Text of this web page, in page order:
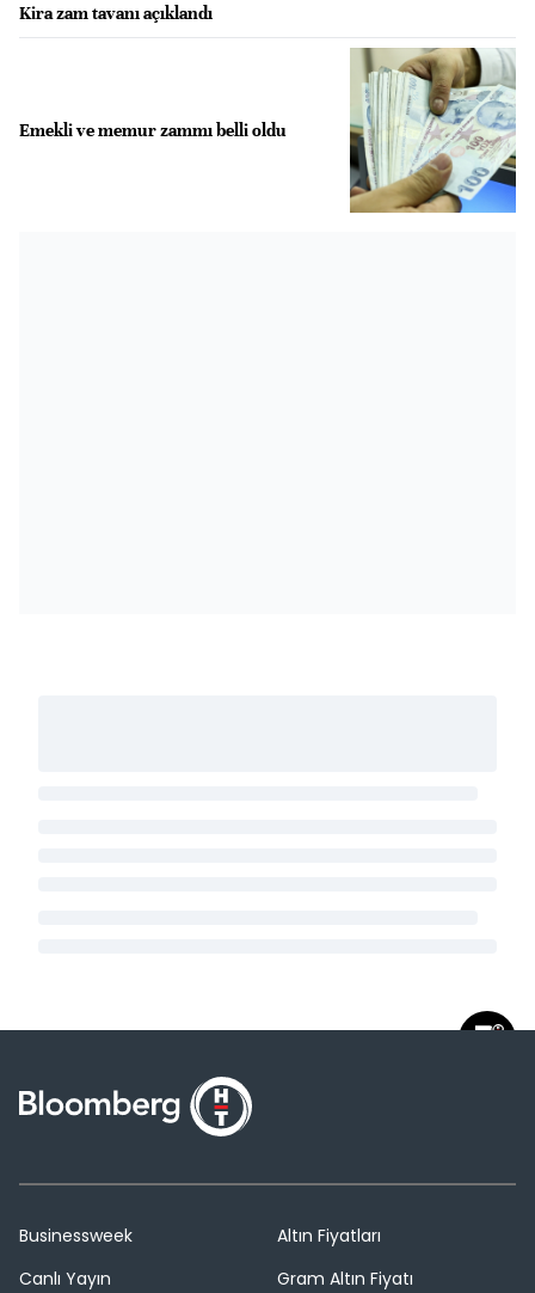
Kira zam tavanı açıklandı
Emekli ve memur zammı belli oldu
Businessweek
Canlı Yayın
Altın Fiyatları
Gram Altın Fiyatı